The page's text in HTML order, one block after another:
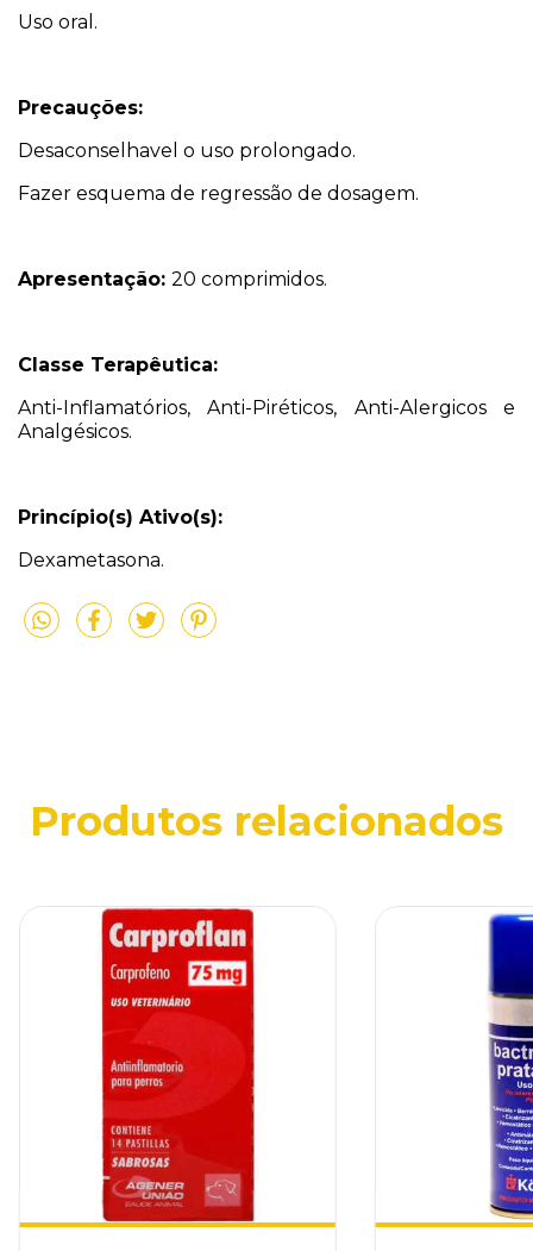
Uso oral.
Precauções:
Desaconselhavel o uso prolongado.
Fazer esquema de regressão de dosagem.
Apresentação: 20 comprimidos.
Classe Terapêutica:
Anti-Inflamatórios, Anti-Piréticos, Anti-Alergicos e
Analgésicos.
Princípio(s) Ativo(s):
Dexametasona.
Produtos relacionados